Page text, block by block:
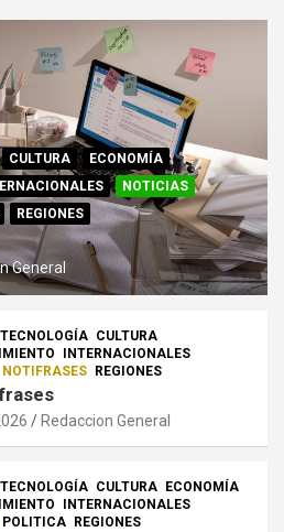
CULTURA
ECONOMÍA
NOTICIAS
REGIONES
General
CULTURA
INTERNACIONALES
NOTIFRASES REGIONES
Redaccion General
CULTURA
ECONOMÍA
INTERNACIONALES
POLITICA REGIONES